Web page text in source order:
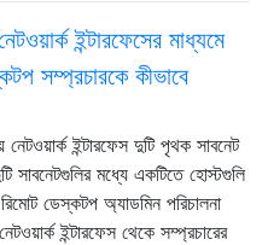
ইন্টারফেসের মাধ্যমে
সম্প্রচারকে কীভাবে
ইন্টারফেস দুটি পৃথক সাবনেট
মধ্যে একটিতে হোস্টগুলি
ডেস্কটপ অ্যাডমিন পরিচালনা
ইন্টারফেস থেকে সম্প্রচারের